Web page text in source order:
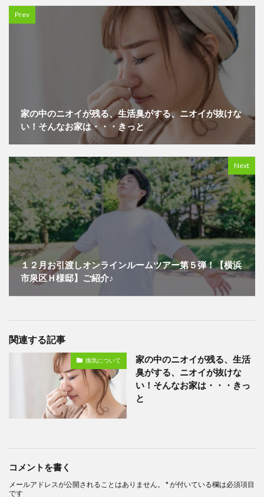
Prev
家の中のニオイが残る、生活臭がする、ニオイが抜けな
い！そんなお家は・・・きっと
Next
１２月お引渡しオンラインルームツアー第５弾！【横浜
市泉区Ｈ様邸】ご紹介♪
関連する記事
換気について
家の中のニオイが残る、生活
臭がする、ニオイが抜けな
い！そんなお家は・・・きっ
と
コメントを書く
メールアドレスが公開されることはありません。 *が付いている欄は必須項目
です